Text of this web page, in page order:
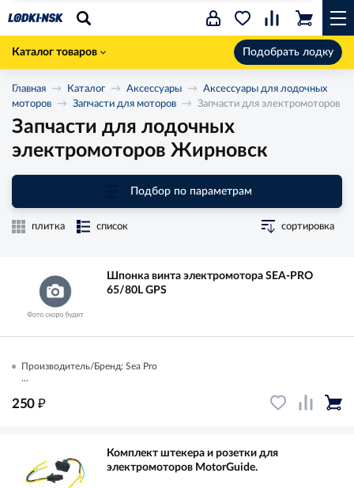
Каталог товаров Подобрать лодку
Главная Каталог Аксессуары
Аксессуары для лодочных
моторов
Запчасти для моторов Запчасти для электромоторов
Запчасти для лодочных
электромоторов Жирновск
Подбор по параметрам
плитка список сортировка
Шпонка винта электромотора SEA-PRO
65/80L GPS
Производитель/Бренд: Sea Pro
...
250 ₽
Комплект штекера и розетки для
электромоторов MotorGuide.